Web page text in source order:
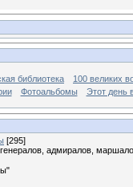
библиотека
100 великих
Фотоальбомы Этот день
[295]
адмиралов,